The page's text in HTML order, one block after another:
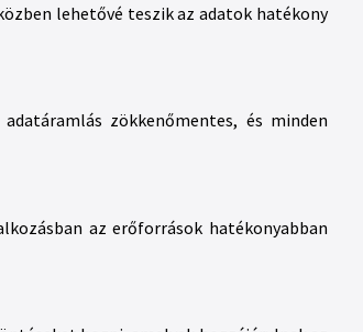
lehetővé teszik az adatok hatékony
zökkenőmentes, és minden
az erőforrások hatékonyabban